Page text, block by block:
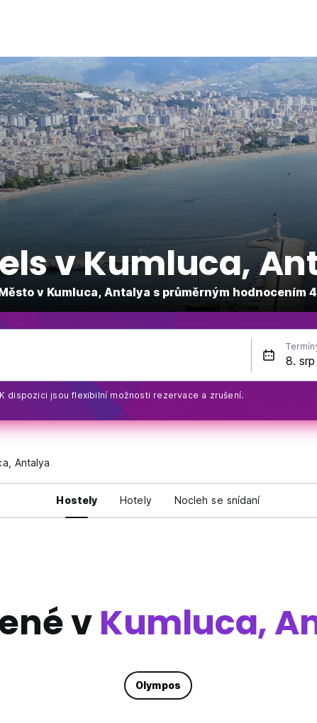
v Kumluca,
v Kumluca, Antalya s průměrným hodnocením
K dispozici jsou flexibilní možnosti rezervace a zrušení.
Antalya
Hostely Hotely Nocleh se snídaní
vKumluca,
Olympos